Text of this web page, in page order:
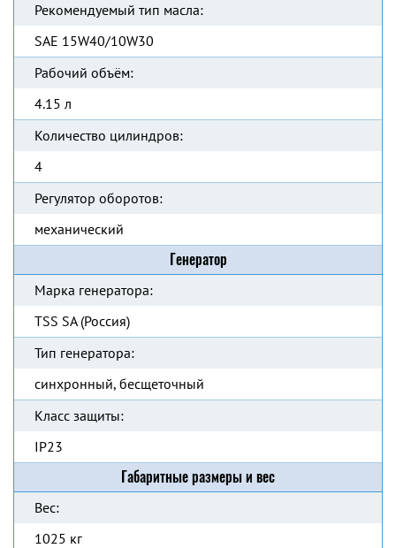
Рекомендуемый тип масла:
SAE 15W40/10W30
Рабочий объём:
4.15 л
Количество цилиндров:
4
Регулятор оборотов:
механический
Генератор
Марка генератора:
TSS SA (Россия)
Тип генератора:
синхронный, бесщеточный
Класс защиты:
IP23
Габаритные размеры и вес
Вес:
1025 кг